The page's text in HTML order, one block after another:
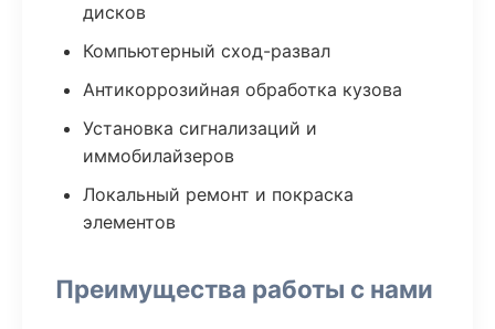
дисков
Компьютерный сход-развал
Антикоррозийная обработка кузова
Установка сигнализаций и
иммобилайзеров
Локальный ремонт и покраска
элементов
Преимущества работы с нами